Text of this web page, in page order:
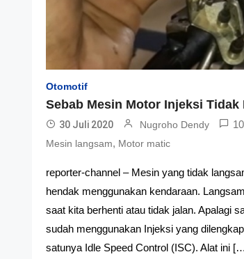
Otomotif
Sebab Mesin Motor Injeksi Tidak
30 Juli 2020 Nugroho Dendy
Mesin langsam, Motor matic
reporter-channel – Mesin yang tidak
hendak menggunakan kendaraan.
saat kita berhenti atau tidak jalan. Apalagi
sudah menggunakan Injeksi yang
satunya Idle Speed Control (ISC). Alat ini